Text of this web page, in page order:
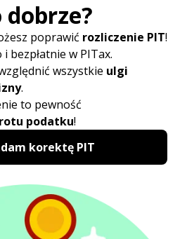
oceniany
do rozliczeń
PIT
PIT to wygodny, szybki
na Twoje PITy.
PIT Online